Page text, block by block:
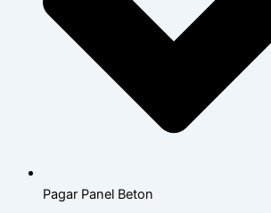
Pagar Panel Beton